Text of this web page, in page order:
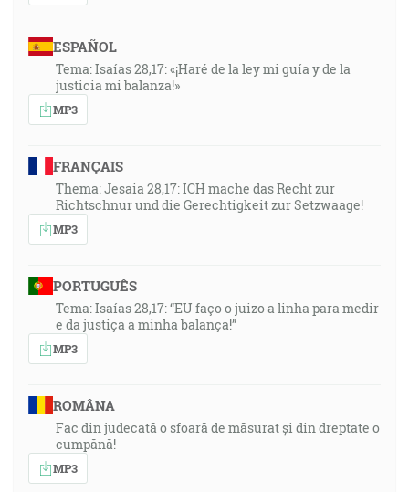
ESPAÑOL
Tema: Isaías 28,17: «¡Haré de la ley mi guía y de la
justicia mi balanza!»
MP3
FRANÇAIS
Thema: Jesaia 28,17: ICH mache das Recht zur
Richtschnur und die Gerechtigkeit zur Setzwaage!
MP3
PORTUGUÊS
Tema: Isaías 28,17: “EU faço o juizo a linha para medir
e da justiça a minha balança!”
MP3
ROMÂNA
Fac din judecată o sfoară de măsurat și din dreptate o
cumpănă!
MP3